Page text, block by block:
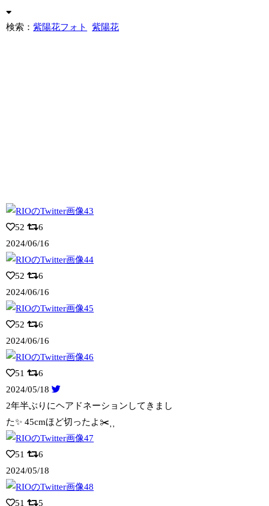
検索：紫陽花フォト 紫陽花
52
6
2024/06/16
52
6
2024/06/16
52
6
2024/06/16
51
6
2024/05/18
2年半ぶりにヘアドネーションしてきまし
た✨ 45cmほど切ったよ✂️⸒⸒
51
6
2024/05/18
51
5